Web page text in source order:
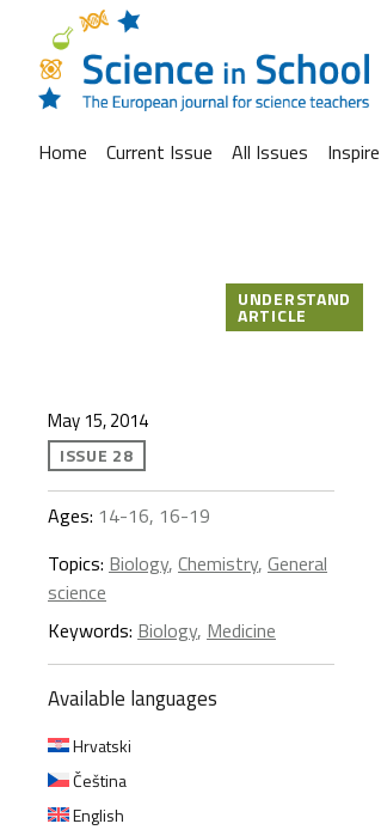
Home Current Issue All Issues Inspire
UNDERSTAND
ARTICLE
May 15, 2014
ISSUE 28
Ages: 14-16, 16-19
Topics: Biology, Chemistry, General
science
Keywords: Biology, Medicine
Available languages
Hrvatski
Čeština
English